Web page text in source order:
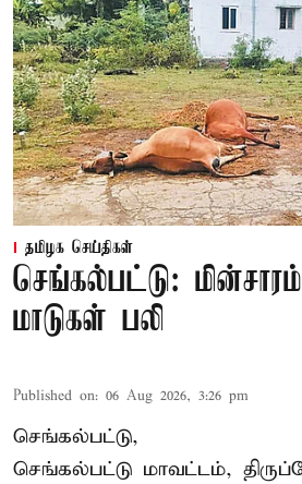
தமிழக செய்திகள்
செங்கல்பட்டு:
மாடுகள் பலி
Published on: 06 Aug 2026, 3:26 pm
செங்கல்பட்டு,
செங்கல்பட்டு மாவட்டம்,